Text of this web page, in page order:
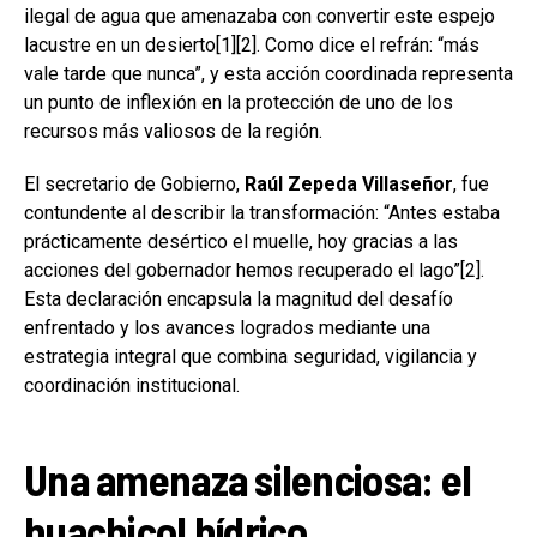
ilegal de agua que amenazaba con convertir este espejo
lacustre en un desierto[1][2]. Como dice el refrán: “más
vale tarde que nunca”, y esta acción coordinada representa
un punto de inflexión en la protección de uno de los
recursos más valiosos de la región.
El secretario de Gobierno, Raúl Zepeda Villaseñor, fue
contundente al describir la transformación: “Antes estaba
prácticamente desértico el muelle, hoy gracias a las
acciones del gobernador hemos recuperado el lago”[2].
Esta declaración encapsula la magnitud del desafío
enfrentado y los avances logrados mediante una
estrategia integral que combina seguridad, vigilancia y
coordinación institucional.
Una amenaza silenciosa: el